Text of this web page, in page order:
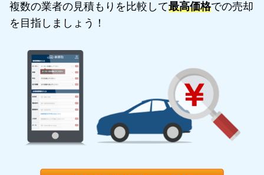
複数の業者の見積もりを比較して最高価格での売却
を目指しましょう！